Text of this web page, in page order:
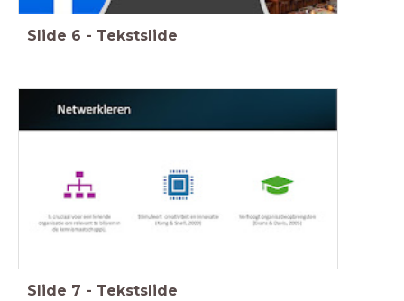
Slide 6 - Tekstslide
Slide 7 - Tekstslide